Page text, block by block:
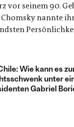
vor seinem 90.
nannte
Wie kann es
unter
Gabriel